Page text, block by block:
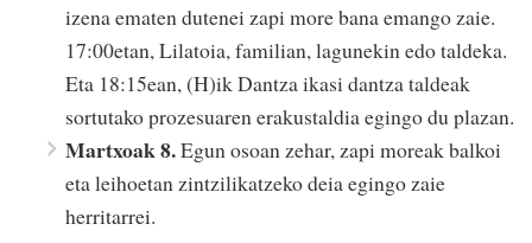
izena ematen dutenei zapi more bana emango zaie.
17:00etan, Lilatoia, familian, lagunekin edo taldeka.
Eta 18:15ean, (H)ik Dantza ikasi dantza taldeak
sortutako prozesuaren erakustaldia egingo du plazan.
Martxoak 8.Egun osoan zehar, zapi moreak balkoi
eta leihoetan zintzilikatzeko deia egingo zaie
herritarrei.